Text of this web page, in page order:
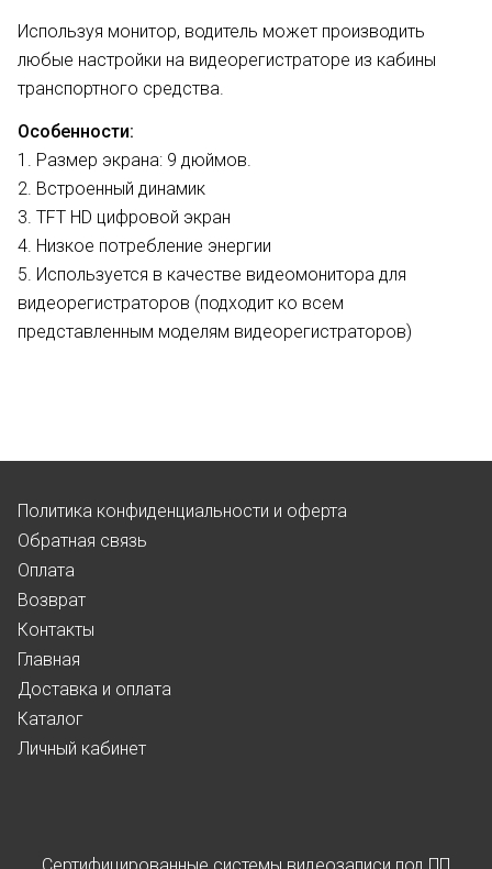
Используя монитор, водитель может производить
любые настройки на видеорегистраторе из кабины
транспортного средства.
Особенности:
1. Размер экрана: 9 дюймов.
2. Встроенный динамик
3. TFT HD цифровой экран
4. Низкое потребление энергии
5. Используется в качестве видеомонитора для
видеорегистраторов (подходит ко всем
представленным моделям видеорегистраторов)
Политика конфиденциальности и оферта
Обратная связь
Оплата
Возврат
Контакты
Главная
Доставка и оплата
Каталог
Личный кабинет